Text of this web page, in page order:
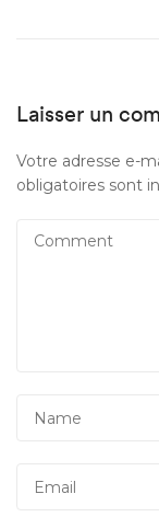
Laisser un
Votre adresse e-
obligatoires sont